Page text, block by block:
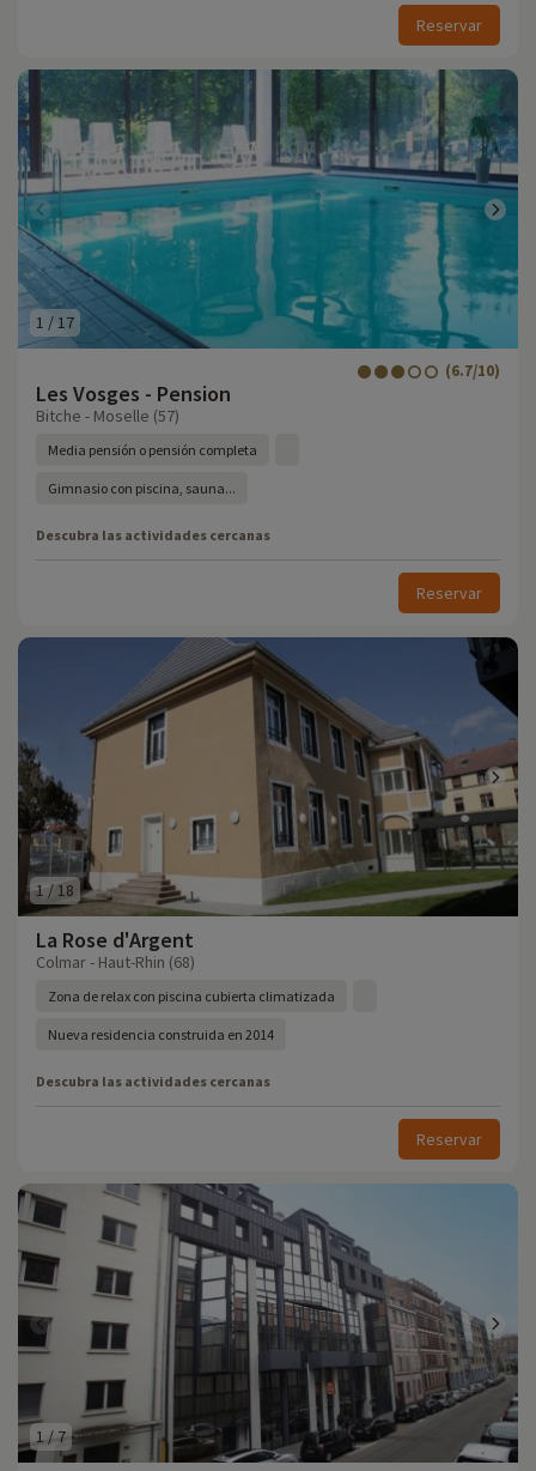
Reservar
1 / 17
Les Vosges - Pension
(6.7/10)
Bitche - Moselle (57)
Media pensión o pensión completa
Gimnasio con piscina, sauna...
Descubra las actividades cercanas
Reservar
1/18
La Rose d'Argent
Colmar - Haut-Rhin (68)
Zona de relax con piscina cubierta climatizada
Nueva residencia construida en 2014
Descubra las actividades cercanas
Reservar
1/7